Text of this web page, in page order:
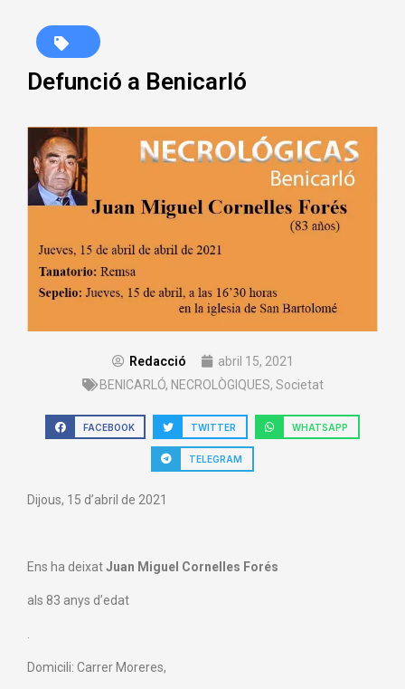
Defunció a Benicarló
Redacció
abril 15, 2021
BENICARLÓ, NECROLÒGIQUES, Societat
FACEBOOK TWITTER WHATSAPP
TELEGRAM
Dijous, 15 d’abril de 2021
Ens ha deixatJuan Miguel Cornelles Forés
als 83 anys d’edat
Domicili: Carrer Moreres,